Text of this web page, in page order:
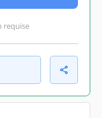
requise